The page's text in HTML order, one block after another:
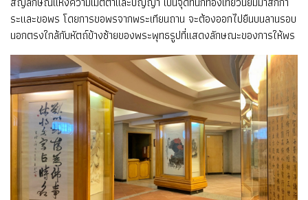
ระและขอพร โดยการขอพรจากพระเทียนถาน จะต้องออกไปยืนบนลานรอบ
นอกตรงใกล้กับหัตถ์ข้างซ้ายของพระพุทธรูปที่แสดงลักษณะของการให้พร